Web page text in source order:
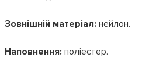
Зовнішній матеріал: нейлон.
Наповнення: поліестер.